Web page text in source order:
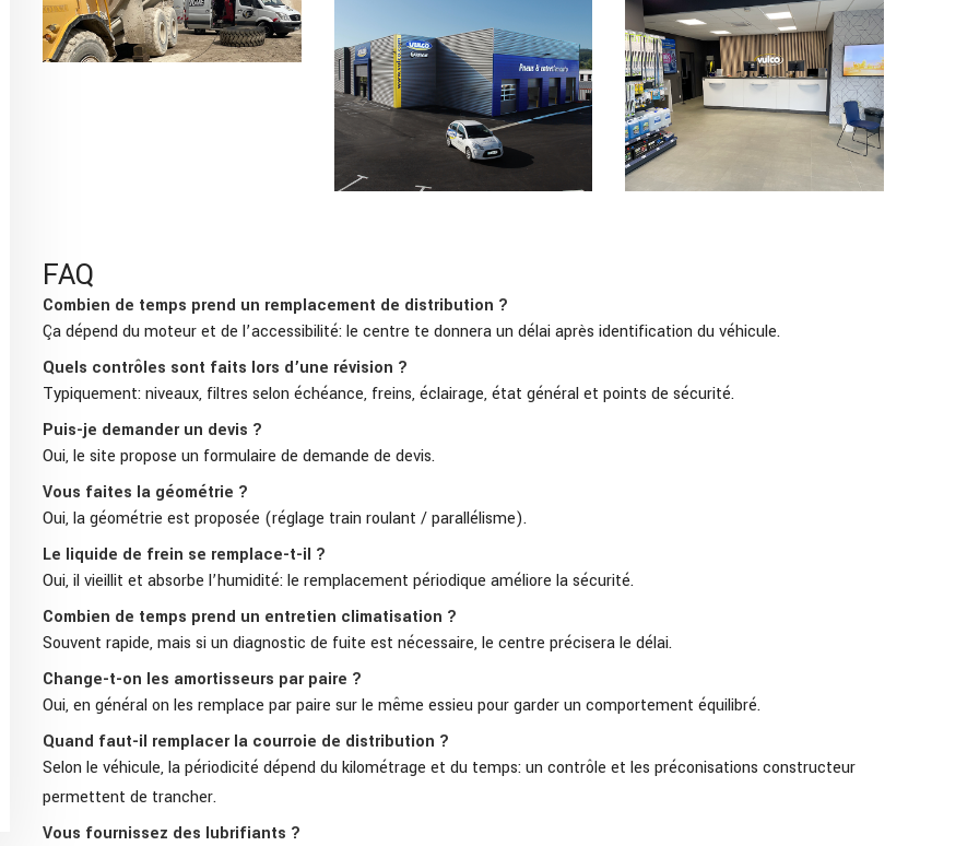
FAQ
Combien de temps prend un remplacement de distribution ?
Ça dépend du moteur et de l’accessibilité: le centre te donnera un délai après identification du véhicule.
Quels contrôles sont faits lors d’une révision ?
Typiquement: niveaux, filtres selon échéance, freins, éclairage, état général et points de sécurité.
Puis-je demander un devis ?
Oui, le site propose un formulaire de demande de devis.
Vous faites la géométrie ?
Oui, la géométrie est proposée (réglage train roulant / parallélisme).
Le liquide de frein se remplace-t-il ?
Oui, il vieillit et absorbe l’humidité: le remplacement périodique améliore la sécurité.
Combien de temps prend un entretien climatisation ?
Souvent rapide, mais si un diagnostic de fuite est nécessaire, le centre précisera le délai.
Change-t-on les amortisseurs par paire ?
Oui, en général on les remplace par paire sur le même essieu pour garder un comportement équilibré.
Quand faut-il remplacer la courroie de distribution ?
Selon le véhicule, la périodicité dépend du kilométrage et du temps: un contrôle et les préconisations constructeur
permettent de trancher.
Vous fournissez des lubrifiants ?